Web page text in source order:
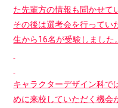
た先輩方の情報も聞かせて
その後は選考会を行ってい
生から16名が受験しました。
キャラクターデザイン科で
めに来校していただく機会